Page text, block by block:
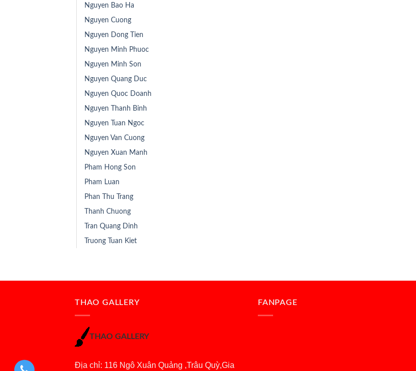
Nguyen Bao Ha
Nguyen Cuong
Nguyen Dong Tien
Nguyen Minh Phuoc
Nguyen Minh Son
Nguyen Quang Duc
Nguyen Quoc Doanh
Nguyen Thanh Binh
Nguyen Tuan Ngoc
Nguyen Van Cuong
Nguyen Xuan Manh
Pham Hong Son
Pham Luan
Phan Thu Trang
Thanh Chuong
Tran Quang Dinh
Truong Tuan Kiet
THAO GALLERY
THAO GALLERY
Địa chỉ: 116 Ngô Xuân Quảng ,Trâu Quỳ,Gia
FANPAGE